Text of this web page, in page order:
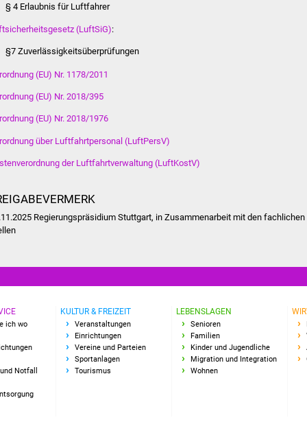
§ 4 Erlaubnis für Luftfahrer
(LuftSiG):
§7 Zuverlässigkeitsüberprüfungen
(EU) Nr. 1178/2011
(EU) Nr. 2018/395
(EU) Nr. 2018/1976
über Luftfahrtpersonal (LuftPersV)
der Luftfahrtverwaltung (LuftKostV)
Regierungspräsidium Stuttgart, in Zusammenarbeit mit den fachlichen
ich wo
Notfall
KULTUR & FREIZEIT
Veranstaltungen
Einrichtungen
Vereine und Parteien
Sportanlagen
Tourismus
LEBENSLAGEN
Senioren
Familien
Kinder und Jugendliche
Migration und Integration
Wohnen